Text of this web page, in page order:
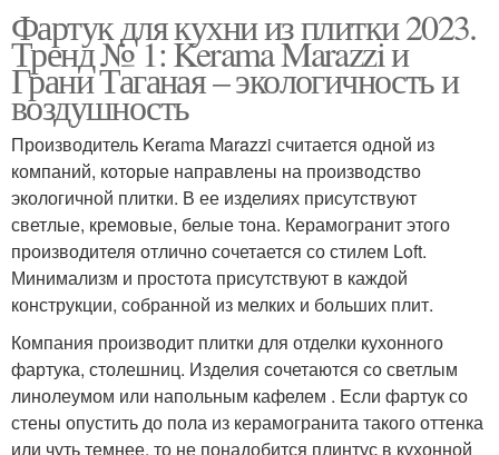
Фартук для кухни из плитки 2023.
Тренд № 1: Kerama Marazzi и
Грани Таганая – экологичность и
воздушность
Производитель Kerama Marazzi считается одной из
компаний, которые направлены на производство
экологичной плитки. В ее изделиях присутствуют
светлые, кремовые, белые тона. Керамогранит этого
производителя отлично сочетается со стилем Loft.
Минимализм и простота присутствуют в каждой
конструкции, собранной из мелких и больших плит.
Компания производит плитки для отделки кухонного
фартука, столешниц. Изделия сочетаются со светлым
линолеумом или напольным кафелем . Если фартук со
стены опустить до пола из керамогранита такого оттенка
или чуть темнее, то не понадобится плинтус в кухонной